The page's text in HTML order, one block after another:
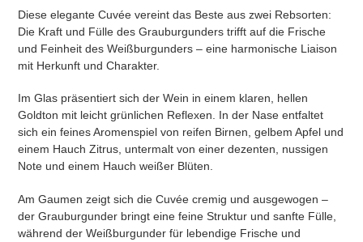
T
Warenkorb
hinzugefügt
Diese elegante Cuvée vereint das Beste aus zwei Rebsorten:
Die Kraft und Fülle des Grauburgunders trifft auf die Frische
und Feinheit des Weißburgunders – eine harmonische Liaison
mit Herkunft und Charakter.
Im Glas präsentiert sich der Wein in einem klaren, hellen
Goldton mit leicht grünlichen Reflexen. In der Nase entfaltet
sich ein feines Aromenspiel von reifen Birnen, gelbem Apfel und
einem Hauch Zitrus, untermalt von einer dezenten, nussigen
Note und einem Hauch weißer Blüten.
Am Gaumen zeigt sich die Cuvée cremig und ausgewogen –
der Grauburgunder bringt eine feine Struktur und sanfte Fülle,
während der Weißburgunder für lebendige Frische und